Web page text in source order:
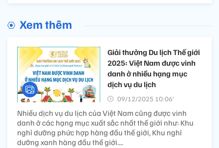
Xem thêm
Giải thưởng Du lịch Thế giới
2025: Việt Nam được vinh
danh ở nhiều hạng mục
dịch vụ du lịch
09/12/2025 10:06’
Nhiều dịch vụ du lịch của Việt Nam cũng được vinh
danh ở các hạng mục xuất sắc nhất thế giới như: Khu
nghỉ dưỡng phức hợp hàng đầu thế giới, Khu nghỉ
dưỡng xanh hàng đầu thế giới....